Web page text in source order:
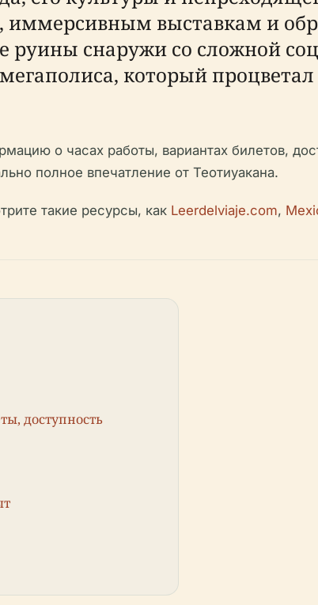
иммерсивным выставкам и
руины снаружи со сложной
который
о часах работы, вариантах билетов,
полное впечатление от Теотиуакана.
такие ресурсы, как Leerdelviaje.com,
доступность